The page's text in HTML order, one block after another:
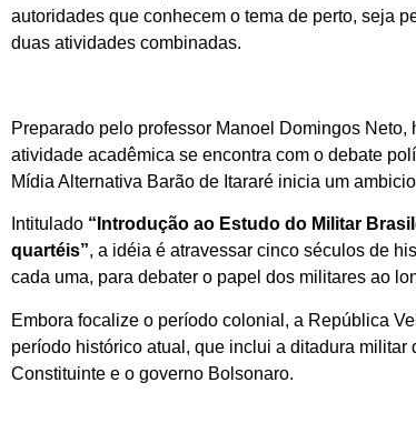
autoridades que conhecem o tema de perto, seja
duas atividades combinadas.
Preparado pelo professor Manoel Domingos
atividade acadêmica se encontra com o debate
Mídia Alternativa Barão de Itararé inicia um
Intitulado “Introdução ao Estudo do Militar
quartéis”, a idéia é atravessar cinco séculos de
cada uma, para debater o papel dos militares ao
Embora focalize o período colonial, a República
período histórico atual, que inclui a ditadura
Constituinte e o governo Bolsonaro.